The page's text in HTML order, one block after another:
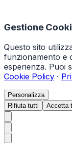
Gestione
Questo sito
funzionamento e
esperienza. Puoi
Cookie Policy ·
Personalizza
Rifiuta tutti
Accetta